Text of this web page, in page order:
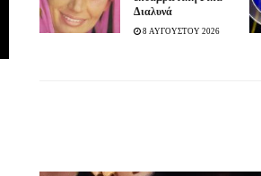
Διαλυνά
8 ΑΥΓΟΥΣΤΟΥ 2026